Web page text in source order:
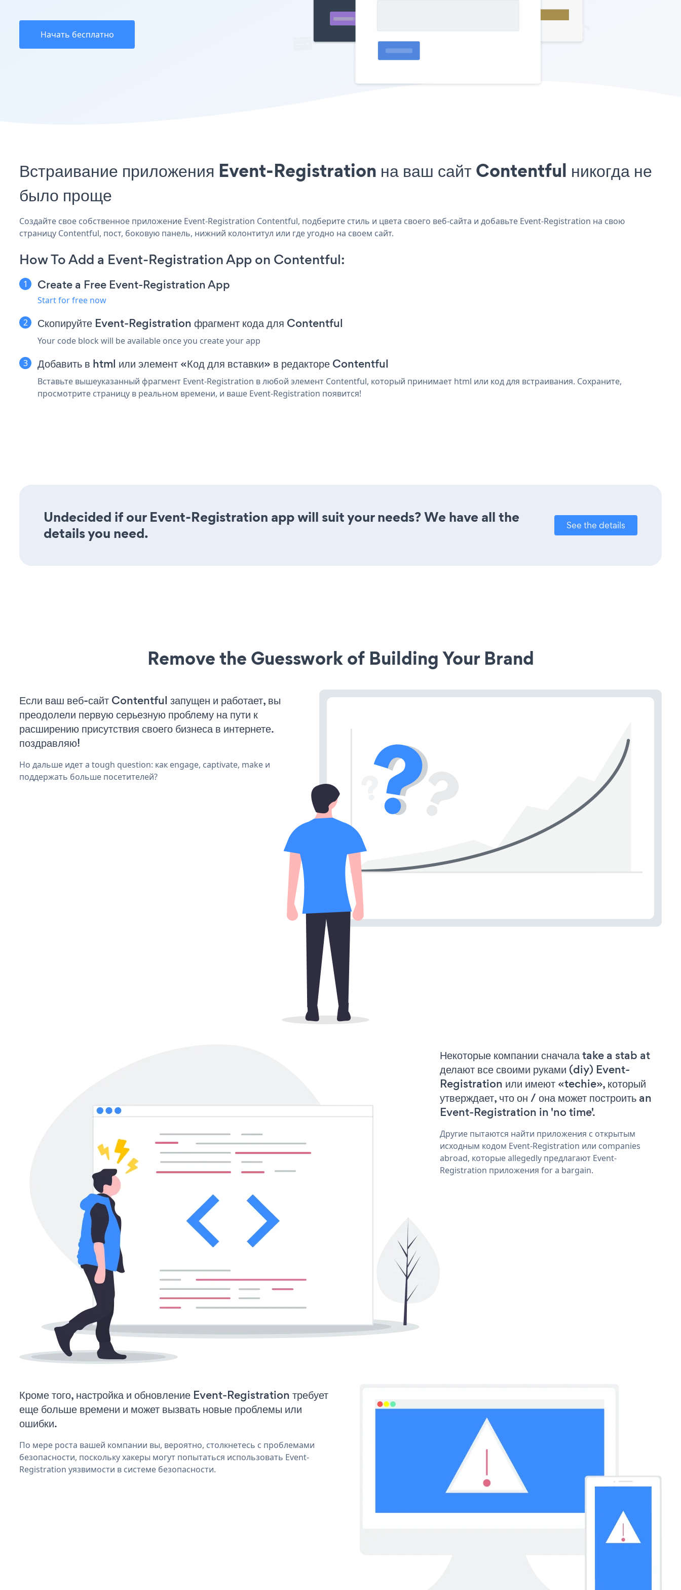
Начать бесплатно
Встраивание приложения Event-Registration на ваш сайт Contentful никогда не
было проще
Создайте свое собственное приложение Event-Registration Contentful, подберите стиль и цвета своего веб-сайта и добавьте Event-Registration на свою
страницу Contentful, пост, боковую панель, нижний колонтитул или где угодно на своем сайт.
How To Add a Event-Registration App on Contentful:
Create a Free Event-Registration App
Start for free now
Скопируйте Event-Registration фрагмент кода для Contentful
Your code block will be available once you create your app
Добавить в html или элемент «Код для вставки» в редакторе Contentful
Вставьте вышеуказанный фрагмент Event-Registration в любой элемент Contentful, который принимает html или код для встраивания. Сохраните,
просмотрите страницу в реальном времени, и ваше Event-Registration появится!
Undecided if our Event-Registration app will suit your needs? We have all the
details you need.
See the details
Remove the Guesswork of Building Your Brand
Если ваш веб-сайт Contentful запущен и работает, вы
преодолели первую серьезную проблему на пути к
расширению присутствия своего бизнеса в интернете.
поздравляю!
Но дальше идет a tough question: как engage, captivate, make и
поддержать больше посетителей?
Некоторые компании сначала take a stab at
делают все своими руками (diy) Event-
Registration или имеют «techie», который
утверждает, что он / она может построить an
Event-Registration in 'no time'.
Другие пытаются найти приложения с открытым
исходным кодом Event-Registration или companies
abroad, которые allegedly предлагают Event-
Registration приложения for a bargain.
Кроме того, настройка и обновление Event-Registration требует
еще больше времени и может вызвать новые проблемы или
ошибки.
По мере роста вашей компании вы, вероятно, столкнетесь с проблемами
безопасности, поскольку хакеры могут попытаться использовать Event-
Registration уязвимости в системе безопасности.